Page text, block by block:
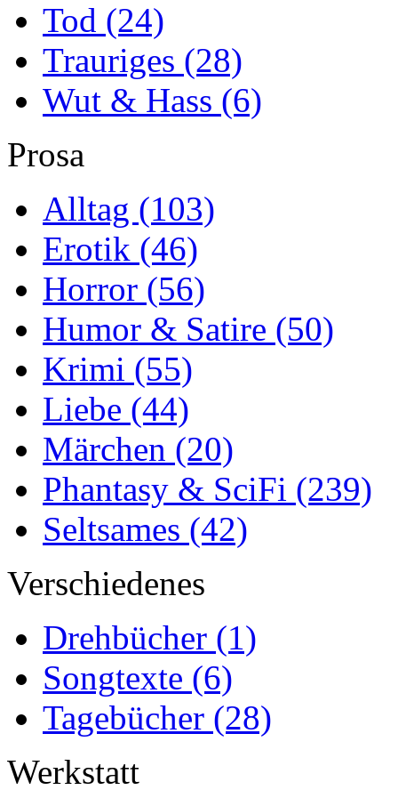
Tod (24)
Trauriges (28)
Wut & Hass (6)
Prosa
Alltag (103)
Erotik (46)
Horror (56)
Humor & Satire (50)
Krimi (55)
Liebe (44)
Märchen (20)
Phantasy & SciFi (239)
Seltsames (42)
Verschiedenes
Drehbücher (1)
Songtexte (6)
Tagebücher (28)
Werkstatt